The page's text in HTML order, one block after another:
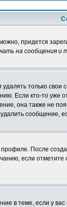
придется
на сообщения и
только
Если кто-то уже
она также не
сообщение,
После
если
в теме, если у